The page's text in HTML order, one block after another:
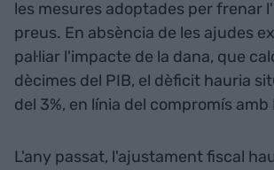
les mesures adoptades per frenar
preus. En absència de les ajudes
pal·liar l'impacte de la dana, que
dècimes del PIB, el dèficit hauria
del 3%, en línia del compromís amb
L'any passat, l'ajustament fiscal